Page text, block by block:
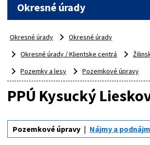
Okresné úrady
Okresné úrady
Okresné úrady
Okresné úrady / Klientske centrá
Pozemky a lesy
Pozemkové úpravy
PPÚ Kysucký
Pozemkové úpravy Nájmy a